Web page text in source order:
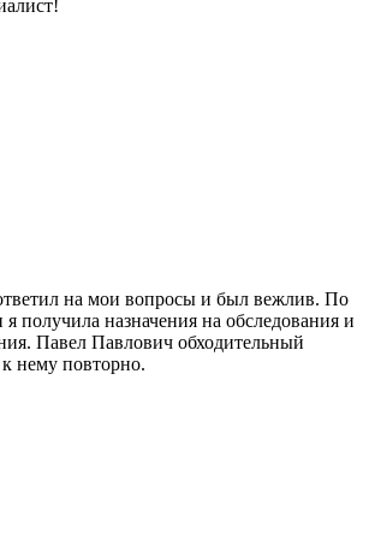
на мои вопросы и был вежлив. По
я получила назначения на обследования и
Павел Павлович обходительный
нему повторно.